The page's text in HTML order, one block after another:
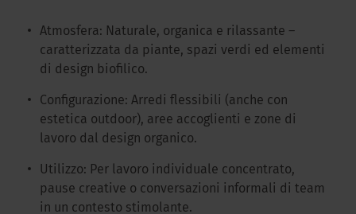
Atmosfera: Naturale, organica e rilassante –
caratterizzata da piante, spazi verdi ed elementi
di design biofilico.
Configurazione: Arredi flessibili (anche con
estetica outdoor), aree accoglienti e zone di
lavoro dal design organico.
Utilizzo: Per lavoro individuale concentrato,
pause creative o conversazioni informali di team
in un contesto stimolante.